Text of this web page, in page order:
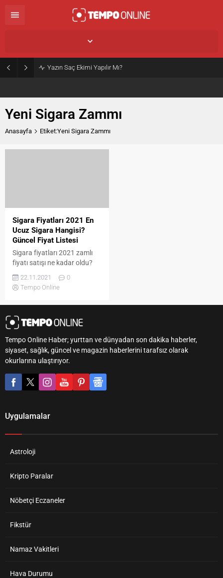
Yazın Saç Ekimi Yapılır Mı?
Yeni Sigara Zammı
Anasayfa Etiket:Yeni Sigara Zammı
Sigara Fiyatları 2021 En
Ucuz Sigara Hangisi?
Güncel Fiyat Listesi
Sigara fiyatları 2021 zamlı
fiyatı satışı ne kadar oldu?
Sigara fiyatları nedir? En
ucuz sigaranın fiyatı nedir?
fiyatlarının ardından bakkal
ve marketlerde hangi
sigaranın kaç para olduğu
merak konusu oldu. Aynı
zamanda sigaradan alınan
asgari maktu vergi
sonrasında güncel zamlı...
22.11.2021
0
Tempo Online
Tempo Online Haber; yurttan ve dünyadan son dakika haberler,
siyaset, sağlık, güncel ve magazin haberlerini tarafsız olarak
okurlarına ulaştırıyor.
Uygulamalar
Astroloji
Kripto Paralar
Nöbetçi Eczaneler
Fikstür
Namaz Vakitleri
Hava Durumu